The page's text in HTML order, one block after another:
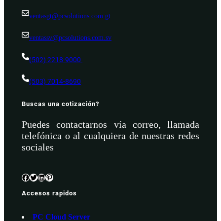
ventasgt@pcsolutions.com.gt
ventassv@pcsolutions.com.sv
(502) 2218-9000
(503) 7014-8690
Buscas una cotización?
Puedes contactarnos vía correo, llamada
telefónica o al cualquiera de nuestras redes
sociales
Facebook
Twitter
LinkedIn
Pinterest
Accesos rapidos
PC Cloud Server